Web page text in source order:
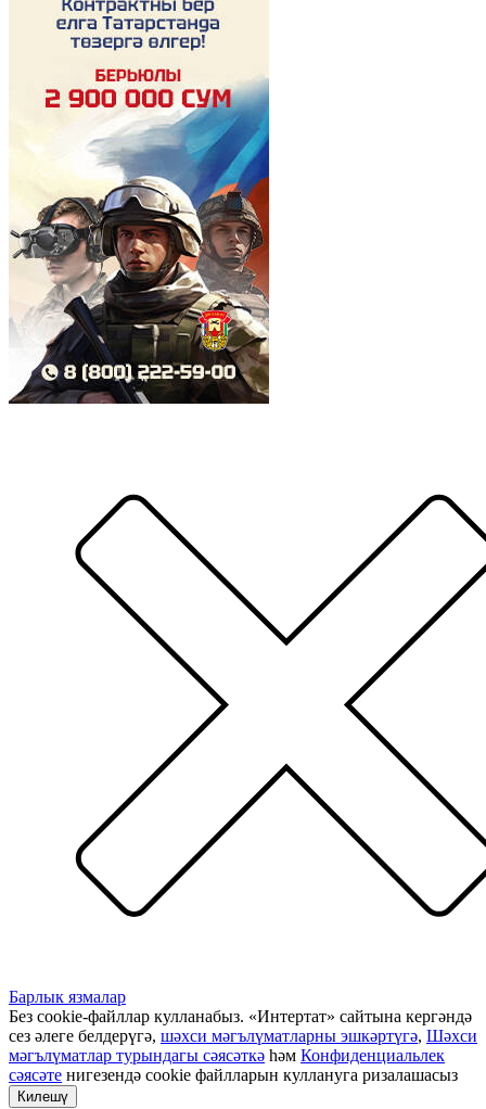
Барлык язмалар
Без cookie-файллар кулланабыз. «Интертат» сайтына кергәндә
сез әлеге белдерүгә, шәхси мәгълүматларны эшкәртүгә, Шәхси
мәгълүматлар турындагы сәясәткә һәм Конфиденциальлек
сәясәте нигезендә cookie файлларын куллануга ризалашасыз
Килешү